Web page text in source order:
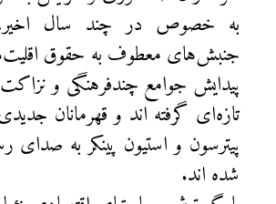
به خصوص در چند سال
جنبش‌های معطوف به حقوق
پیدایش جوامع چند‌فرهنگی و
تازه‌ای گرفته اند و قهرمانان
پیترسون و استیون پینکر به صدای
شده اند.